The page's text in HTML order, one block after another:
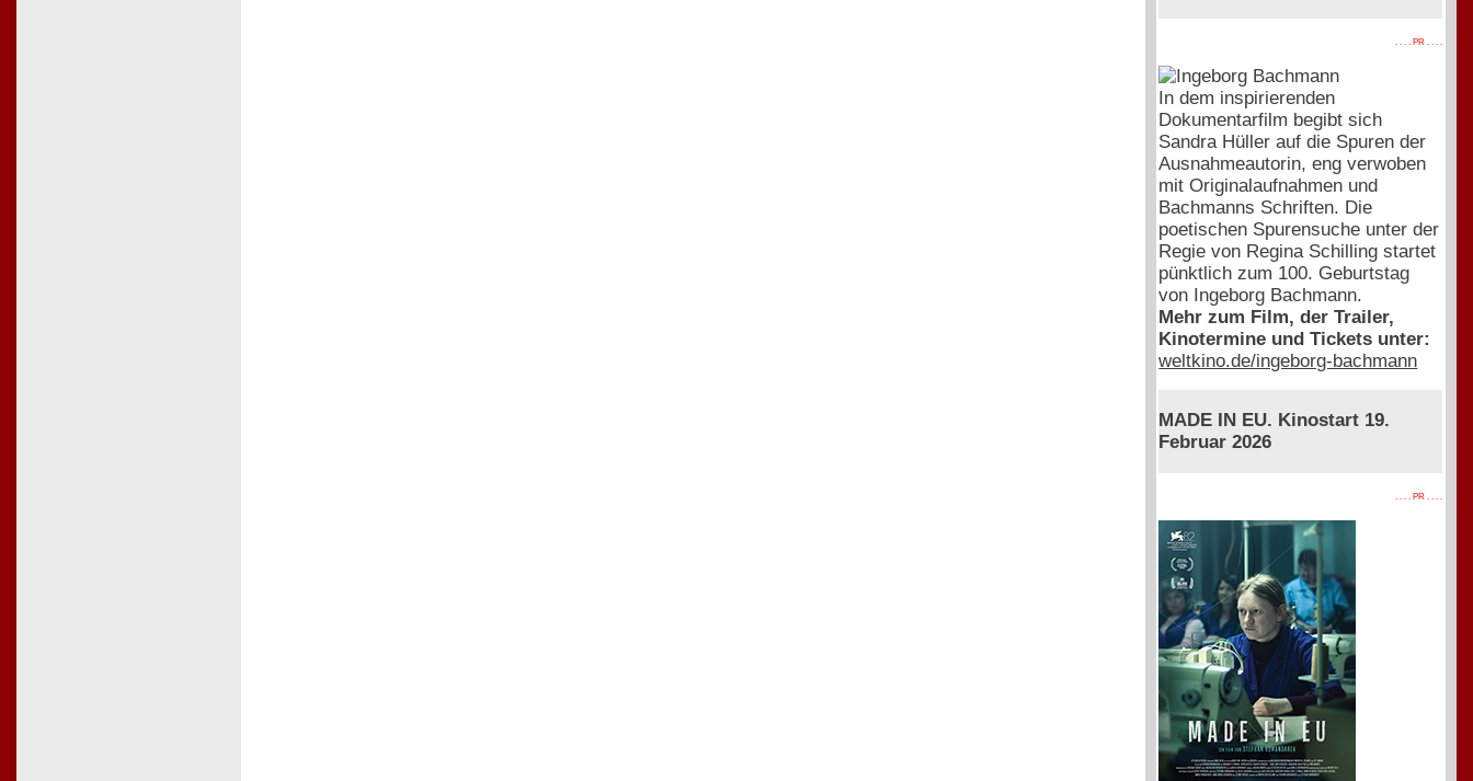
. . . . PR . . . .
In dem inspirierenden
Dokumentarfilm begibt sich
Sandra Hüller auf die Spuren der
Ausnahmeautorin, eng verwoben
mit Originalaufnahmen und
Bachmanns Schriften. Die
poetischen Spurensuche unter der
Regie von Regina Schilling startet
pünktlich zum 100. Geburtstag
von Ingeborg Bachmann.
Mehr zum Film, der Trailer,
Kinotermine und Tickets unter:
weltkino.de/ingeborg-bachmann
MADE IN EU. Kinostart 19.
Februar 2026
. . . . PR . . . .